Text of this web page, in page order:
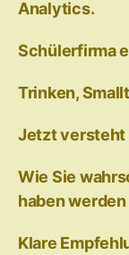
Analytics.
Schülerfirma
Trinken,
Jetzt versteht
Wie Sie
haben
Klare